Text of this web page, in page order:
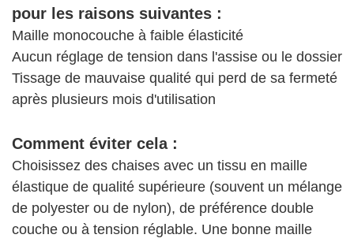
pour les raisons suivantes :
Maille monocouche à faible élasticité
Aucun réglage de tension dans l'assise ou le dossier
Tissage de mauvaise qualité qui perd de sa fermeté
après plusieurs mois d'utilisation
Comment éviter cela :
Choisissez des chaises avec un tissu en maille
élastique de qualité supérieure (souvent un mélange
de polyester ou de nylon), de préférence double
couche ou à tension réglable. Une bonne maille